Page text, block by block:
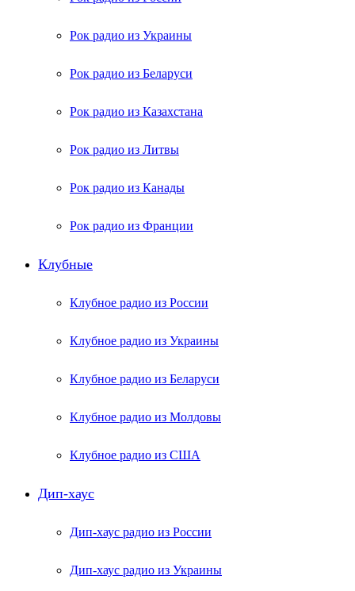
Рок радио из Украины
Рок радио из Беларуси
Рок радио из Казахстана
Рок радио из Литвы
Рок радио из Канады
Рок радио из Франции
Клубные
Клубное радио из России
Клубное радио из Украины
Клубное радио из Беларуси
Клубное радио из Молдовы
Клубное радио из США
Дип-хаус
Дип-хаус радио из России
Дип-хаус радио из Украины